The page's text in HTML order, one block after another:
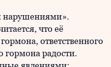
нарушениями».
что её
ответственного
гормона радости.